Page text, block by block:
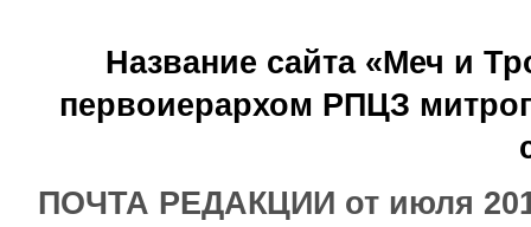
Название сайта «Меч и
первоиерархом РПЦЗ
ПОЧТА РЕДАКЦИИ от июля